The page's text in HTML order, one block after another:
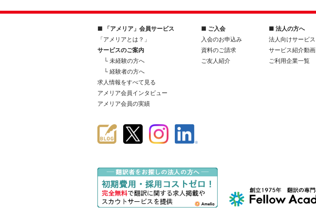
■ 「アメリア」会員サービス
「アメリアとは？」
サービスのご案内
└ 未経験の方へ
└ 経験者の方へ
求人情報をすべて見る
アメリア会員インタビュー
アメリア会員の実績
■ ご入会
入会のお申込み
資料のご請求
ご友人紹介
■ 法人の方へ
法人向けサービス
サービス紹介動画
ご利用企業一覧